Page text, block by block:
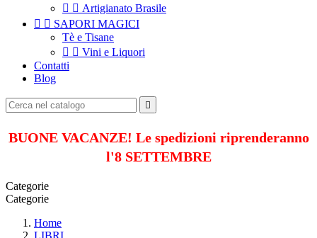
  Artigianato Brasile
  SAPORI MAGICI
Tè e Tisane
  Vini e Liquori
Contatti
Blog

BUONE VACANZE! Le spedizioni riprenderanno
l'8 SETTEMBRE
Categorie
Categorie
Home
LIBRI